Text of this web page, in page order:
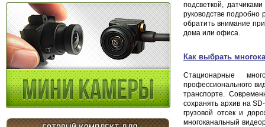
подсветкой,
руководстве подробно
обратить внимание
дома или офиса.
Как выбрать
Стационарные
профессионального
транспорте.
сохранять архив на
грузовой отсек и
многоканальный